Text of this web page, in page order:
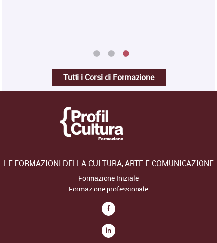
Tutti i Corsi di Formazione
LE FORMAZIONI DELLA CULTURA, ARTE E COMUNICAZIONE
Formazione Iniziale
Formazione professionale